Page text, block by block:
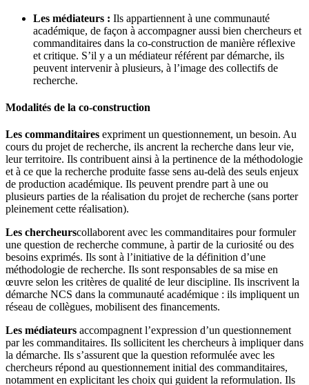
Les médiateurs : Ils appartiennent à une communauté
académique, de façon à accompagner aussi bien chercheurs et
commanditaires dans la co-construction de manière réflexive
et critique. S’il y a un médiateur référent par démarche, ils
peuvent intervenir à plusieurs, à l’image des collectifs de
recherche.
Modalités de la co-construction
Les commanditaires expriment un questionnement, un besoin. Au
cours du projet de recherche, ils ancrent la recherche dans leur vie,
leur territoire. Ils contribuent ainsi à la pertinence de la méthodologie
et à ce que la recherche produite fasse sens au-delà des seuls enjeux
de production académique. Ils peuvent prendre part à une ou
plusieurs parties de la réalisation du projet de recherche (sans porter
pleinement cette réalisation).
Les chercheurscollaborent avec les commanditaires pour formuler
une question de recherche commune, à partir de la curiosité ou des
besoins exprimés. Ils sont à l’initiative de la définition d’une
méthodologie de recherche. Ils sont responsables de sa mise en
œuvre selon les critères de qualité de leur discipline. Ils inscrivent la
démarche NCS dans la communauté académique : ils impliquent un
réseau de collègues, mobilisent des financements.
Les médiateurs accompagnent l’expression d’un questionnement
par les commanditaires. Ils sollicitent les chercheurs à impliquer dans
la démarche. Ils s’assurent que la question reformulée avec les
chercheurs répond au questionnement initial des commanditaires,
notamment en explicitant les choix qui guident la reformulation. Ils